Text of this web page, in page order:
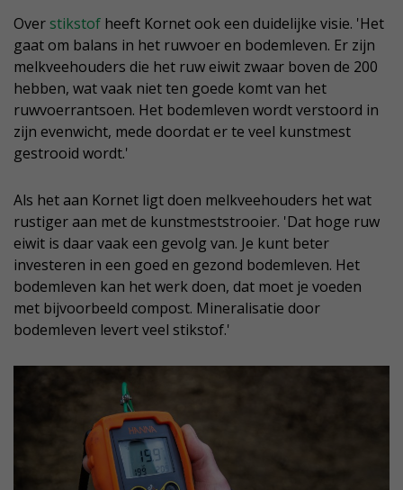
Over stikstof heeft Kornet ook een duidelijke visie. 'Het
gaat om balans in het ruwvoer en bodemleven. Er zijn
melkveehouders die het ruw eiwit zwaar boven de 200
hebben, wat vaak niet ten goede komt van het
ruwvoerrantsoen. Het bodemleven wordt verstoord in
zijn evenwicht, mede doordat er te veel kunstmest
gestrooid wordt.'
Als het aan Kornet ligt doen melkveehouders het wat
rustiger aan met de kunstmeststrooier. 'Dat hoge ruw
eiwit is daar vaak een gevolg van. Je kunt beter
investeren in een goed en gezond bodemleven. Het
bodemleven kan het werk doen, dat moet je voeden
met bijvoorbeeld compost. Mineralisatie door
bodemleven levert veel stikstof.'